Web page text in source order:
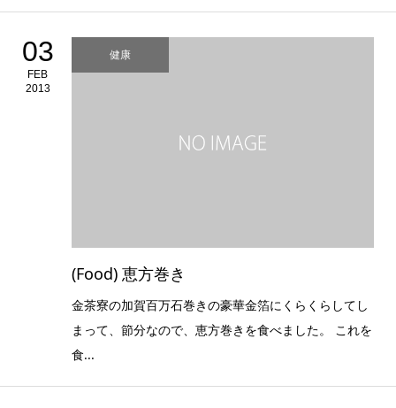
03
FEB
2013
健康
(Food) 恵方巻き
金茶寮の加賀百万石巻きの豪華金箔にくらくらしてし
まって、節分なので、恵方巻きを食べました。 これを
食...